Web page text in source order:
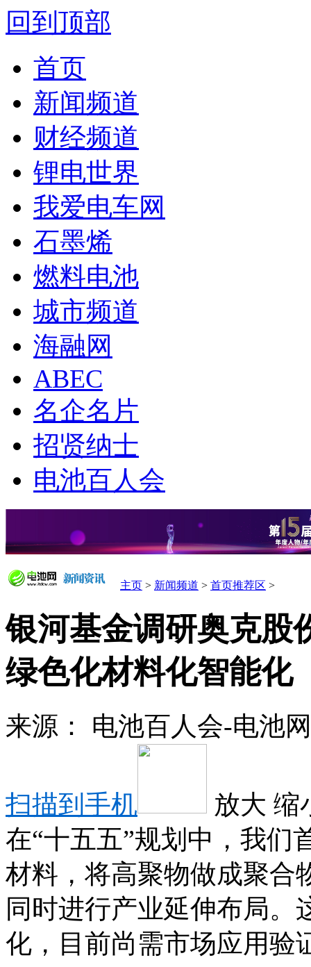
回到顶部
首页
新闻频道
财经频道
锂电世界
我爱电车网
石墨烯
燃料电池
城市频道
海融网
ABEC
名企名片
招贤纳士
电池百人会
主页 > 新闻频道 > 首页推荐区 >
银河基金调研奥克股
绿色化材料化智能化
来源： 电池百人会-电池
扫描到手机 放大 缩
在“十五五”规划中，我们
材料，将高聚物做成聚合
同时进行产业延伸布局
化，目前尚需市场应用验